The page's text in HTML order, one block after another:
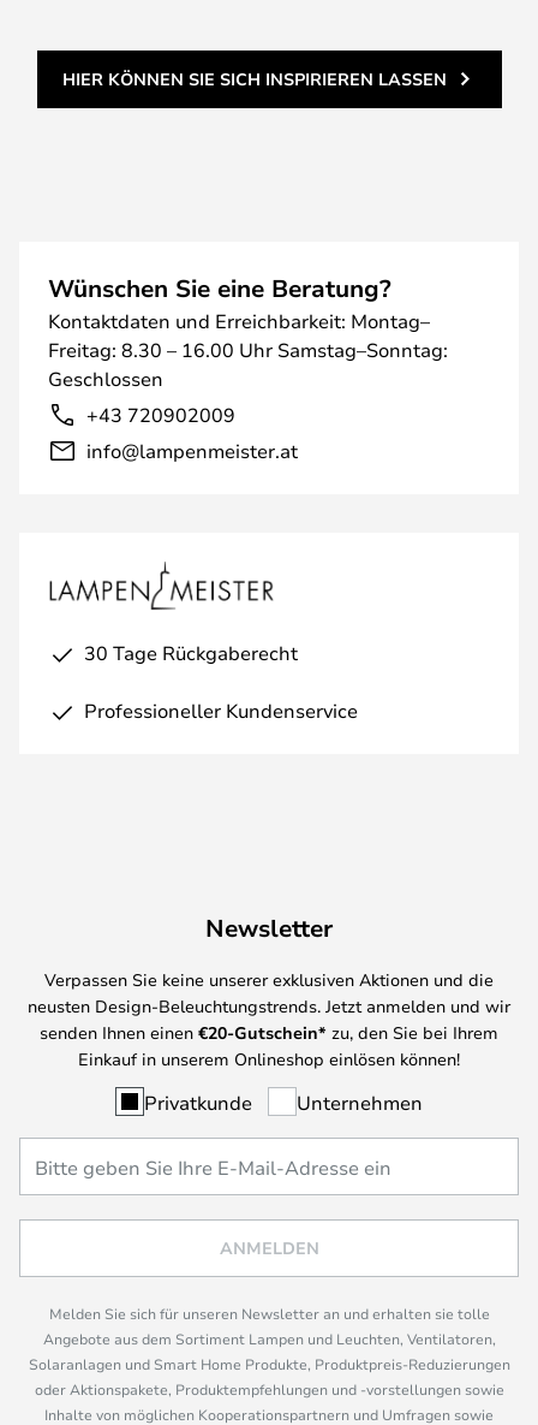
HIER KÖNNEN SIE SICH INSPIRIEREN LASSEN
Wünschen Sie eine Beratung?
Kontaktdaten und Erreichbarkeit: Montag–
Freitag: 8.30 – 16.00 Uhr Samstag–Sonntag:
Geschlossen
+43 720902009
info@lampenmeister.at
30 Tage Rückgaberecht
Professioneller Kundenservice
Newsletter
Verpassen Sie keine unserer exklusiven Aktionen und die
neusten Design-Beleuchtungstrends. Jetzt anmelden und wir
senden Ihnen einen €20-Gutschein* zu, den Sie bei Ihrem
Einkauf in unserem Onlineshop einlösen können!
Privatkunde Unternehmen
ANMELDEN
Melden Sie sich für unseren Newsletter an und erhalten sie tolle
Angebote aus dem Sortiment Lampen und Leuchten, Ventilatoren,
Solaranlagen und Smart Home Produkte, Produktpreis-Reduzierungen
oder Aktionspakete, Produktempfehlungen und -vorstellungen sowie
Inhalte von möglichen Kooperationspartnern und Umfragen sowie